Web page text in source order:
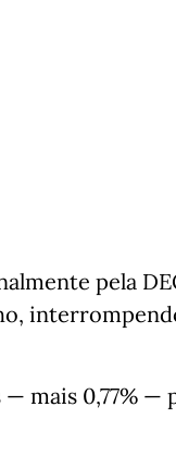
pela
mais 0,77% —